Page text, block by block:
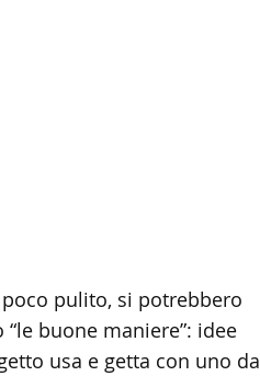
pulito, si potrebbero
buone maniere”: idee
usa e getta con uno da